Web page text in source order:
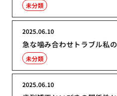
未分類
急な噛み合わせトラブル私
2025.06.10
未分類
2025.06.10